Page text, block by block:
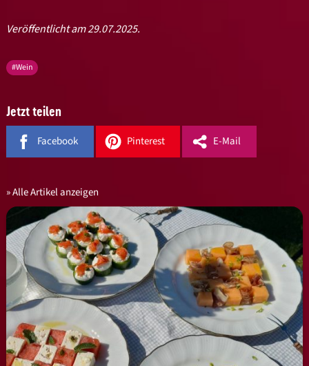
Veröffentlicht am 29.07.2025.
#Wein
Jetzt teilen
Facebook Pinterest E-Mail
Alle Artikel anzeigen